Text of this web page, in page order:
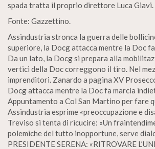
spada tratta il proprio direttore Luca Giavi.
Fonte: Gazzettino.
Assindustria stronca la guerra delle
superiore, la Docg attacca mentre la Doc
Da un lato, la Docg si prepara alla
vertici della Doc correggono il tiro. Nel
imprenditori. Zanardo a pagina XV
Docg attacca mentre la Doc fa marcia
Appuntamento a Col San Martino per fare
Assindustria esprime «preoccupazione e
Treviso si tenta di ricucire: «Un
polemiche del tutto inopportune, serve
PRESIDENTE SERENA: «RITROVARE